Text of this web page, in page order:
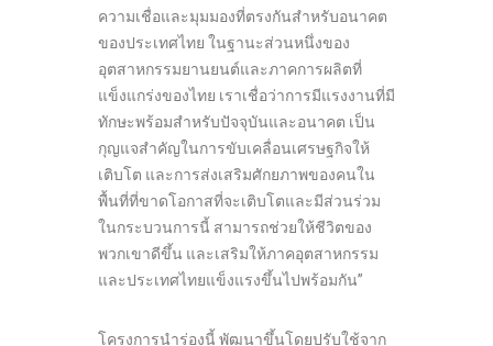
ความเชื่อและมุมมองที่ตรงกันสำหรับอนาคต
ของประเทศไทย ในฐานะส่วนหนึ่งของ
อุตสาหกรรมยานยนต์และภาคการผลิตที่
แข็งแกร่งของไทย เราเชื่อว่าการมีแรงงานที่มี
ทักษะพร้อมสำหรับปัจจุบันและอนาคต เป็น
กุญแจสำคัญในการขับเคลื่อนเศรษฐกิจให้
เติบโต และการส่งเสริมศักยภาพของคนใน
พื้นที่ที่ขาดโอกาสที่จะเติบโตและมีส่วนร่วม
ในกระบวนการนี้ สามารถช่วยให้ชีวิตของ
พวกเขาดีขึ้น และเสริมให้ภาคอุตสาหกรรม
และประเทศไทยแข็งแรงขึ้นไปพร้อมกัน”
โครงการนำร่องนี้ พัฒนาขึ้นโดยปรับใช้จาก